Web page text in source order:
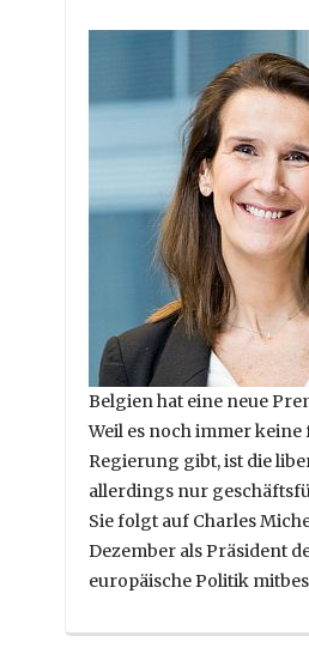
Belgien hat eine neue
Weil es noch immer keine
Regierung gibt, ist die
allerdings nur
Sie folgt auf Charles
Dezember als Präsident
europäische Politik